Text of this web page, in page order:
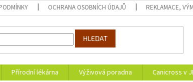
OCHRANA OSOBNÍCH ÚDAJŮ REKLAMACE,
HLEDAT
Přírodní lékárna Výživová poradna Canicross v